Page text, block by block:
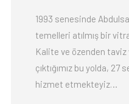
1993 senesinde
temelleri atılmış bir
Kalite ve özenden taviz
çıktığımız bu yolda,
hizmet etmekteyiz…